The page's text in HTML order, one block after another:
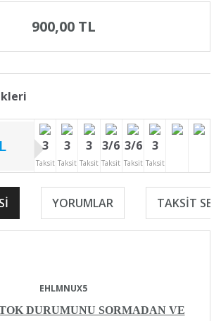
900,00 TL
3
Taksit
3
Taksit
3
Taksit
3/6
Taksit
3/6
Taksit
3
Taksit
YORUMLAR TAKSIT
EHLMNUX5
DURUMUNU SORMADAN VE